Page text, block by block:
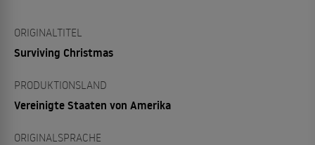
ORIGINALTITEL
Surviving Christmas
PRODUKTIONSLAND
Vereinigte Staaten von Amerika
ORIGINALSPRACHE